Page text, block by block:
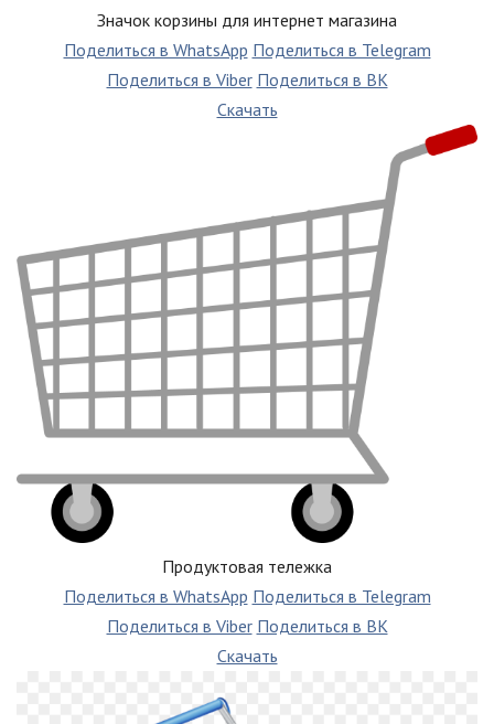
Значок корзины для интернет магазина
Поделиться в WhatsApp Поделиться в Telegram
Поделиться в Viber Поделиться в ВК
Скачать
Продуктовая тележка
Поделиться в WhatsApp Поделиться в Telegram
Поделиться в Viber Поделиться в ВК
Скачать